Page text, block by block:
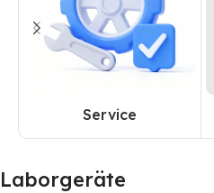
Service
Laborgeräte